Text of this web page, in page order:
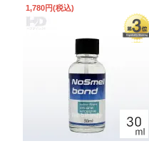
1,780円(税込)